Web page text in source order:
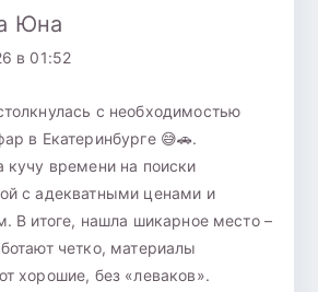
Юна
в 01:52
с необходимостью
в Екатеринбурге 😅🚗.
кучу времени на поиски
с адекватными ценами и
В итоге, нашла шикарное место –
четко, материалы
хорошие, без «леваков».